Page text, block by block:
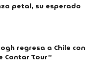
petal, su esperado
regresa a Chile con
Contar Tour”